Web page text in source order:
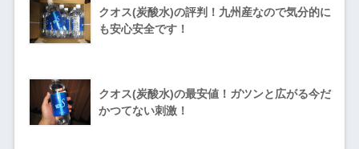
クオス(炭酸水)の評判！九州産なので気分的に
も安心安全です！
クオス(炭酸水)の最安値！ガツンと広がる今だ
かつてない刺激！